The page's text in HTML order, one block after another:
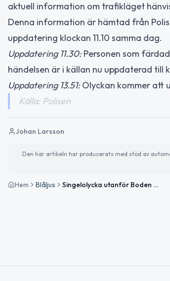
aktuell information om trafikläget
Denna information är hämtad från
uppdatering klockan 11.10 samma dag.
Uppdatering 11.30:Personen som
händelsen är i källan nu uppdaterad till
Uppdatering 13.51:Olyckan kommer att
Källa: Polisen
Johan Larsson
Den här artikeln har producerats med stöd av
Hem Blåljus Singelolycka utanför Boden – personbil körde in i bro